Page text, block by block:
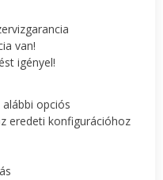
van!
igényel!
opciós
eredeti konfigurációhoz